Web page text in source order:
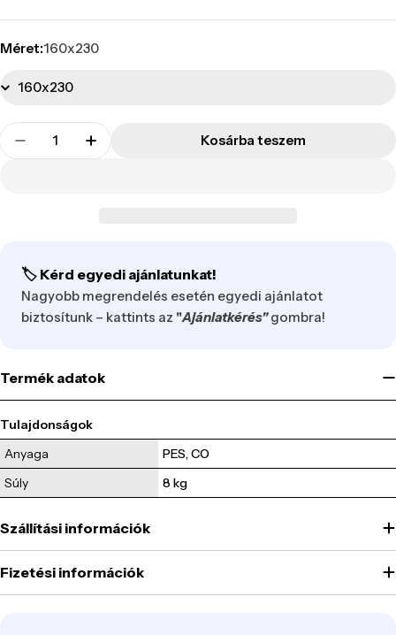
Méret:160x230
Mennyiség
Csökkentsd a FERRY szállodai szőnyeg
Növeld a FERRY szállodai szőnyeg
Kosárba teszem
🏷️ Kérd egyedi ajánlatunkat!
Nagyobb megrendelés esetén egyedi ajánlatot
biztosítunk – kattints az "Ajánlatkérés"gombra!
Termék adatok
Tulajdonságok
Anyaga
PES, CO
Súly
8 kg
Szállítási információk
Fizetési információk